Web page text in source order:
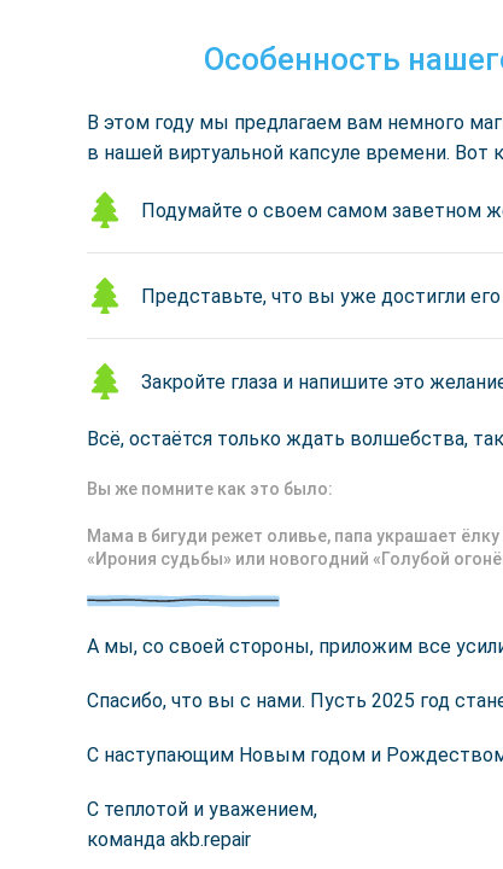
Особенность
В этом году мы предлагаем вам немного
в нашей виртуальной капсуле времени. Вот
Подумайте о своем самом заветном
Представьте, что вы уже достигли
Закройте глаза и напишите это
Всё, остаётся только ждать волшебства,
Вы же помните как это было:
Мама в бигуди режет оливье, папа украшает
«Ирония судьбы» или новогодний «Голубой
А мы, со своей стороны, приложим все
Спасибо, что вы с нами. Пусть 2025 год
С наступающим Новым годом и
С теплотой и уважением,
команда akb.repair